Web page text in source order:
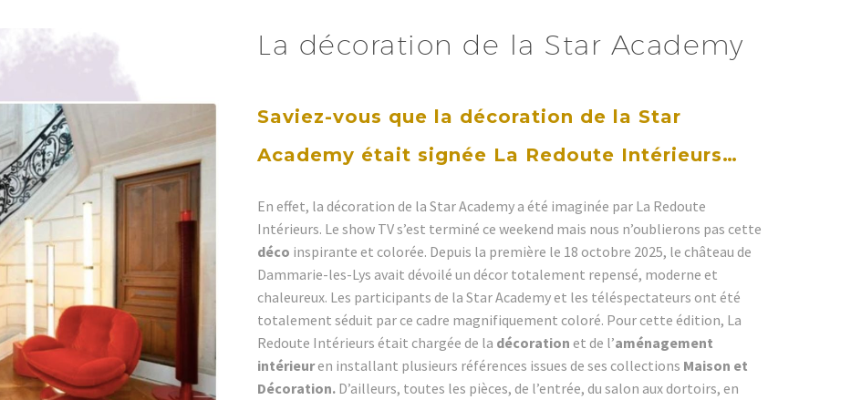
La décoration de la Star Academy
Saviez-vous que la décoration de la Star
Academy était signée La Redoute Intérieurs…
En effet, la décoration de la Star Academy a été imaginée par La Redoute
Intérieurs. Le show TV s’est terminé ce weekend mais nous n’oublierons pas cette
déco inspirante et colorée. Depuis la première le 18 octobre 2025, le château de
Dammarie-les-Lys avait dévoilé un décor totalement repensé, moderne et
chaleureux. Les participants de la Star Academy et les téléspectateurs ont été
totalement séduit par ce cadre magnifiquement coloré. Pour cette édition, La
Redoute Intérieurs était chargée de la décoration et de l’aménagement
intérieuren installant plusieurs références issues de ses collections Maison et
Décoration. D’ailleurs, toutes les pièces, de l’entrée, du salon aux dortoirs, en